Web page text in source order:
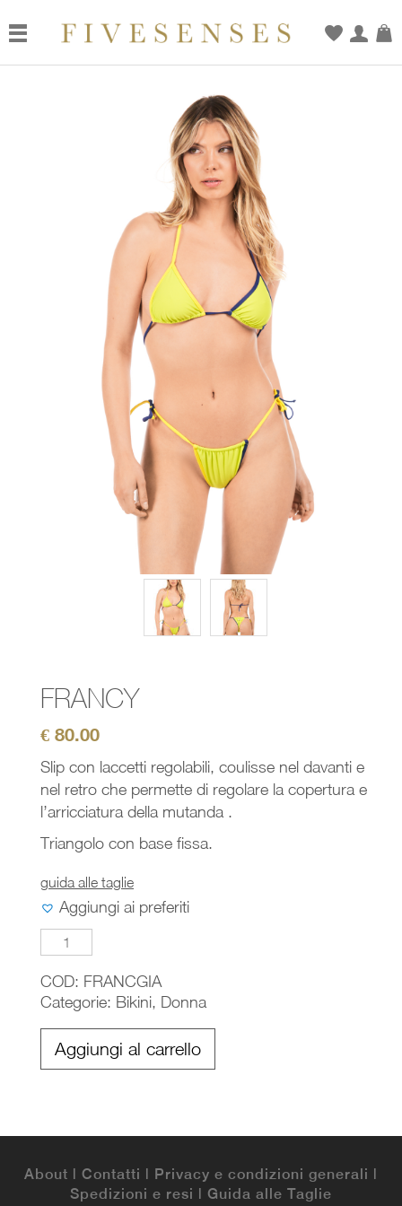
FRANCY
€ 80.00
Slip con laccetti regolabili, coulisse nel davanti e
nel retro che permette di regolare la copertura e
l’arricciatura della mutanda .
Triangolo con base fissa.
guida alle taglie
Aggiungi ai preferiti
FRANCY
quantità
COD: FRANCGIA
Categorie: Bikini, Donna
Aggiungi al carrello
About | Contatti | Privacy e condizioni generali |
Spedizioni e resi | Guida alle Taglie